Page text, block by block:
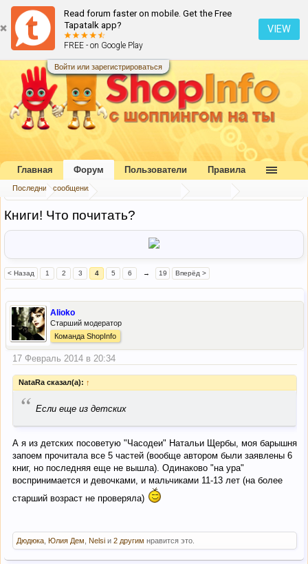
Read forum faster on mobile. Get the Free
Tapatalk app?
FREE - on Google Play
VIEW
Войти или зарегистрироваться
Главная Форум
Книги! Что почитать?
< Назад 1 2 3 4 5 6 → 19 Вперёд >
Alioko
Старший модератор
Команда ShopInfo
17 Февраль 2014 в 20:34
NataRa сказал(а): ↑
“ Если еще из детских
А я из детских посоветую "Часодеи" Натальи Щербы, моя барышня
запоем прочитала все 5 частей (вообще автором были заявлены 6
книг, но последняя еще не вышла). Одинаково "на ура"
воспринимается и девочками, и мальчиками 11-13 лет (на более
старший возраст не проверяла)
Дюдюка Юлия Дем Nelsi и 2 другим нравится это.
Главная Форум
Последние сообщения
Пользователи Правила